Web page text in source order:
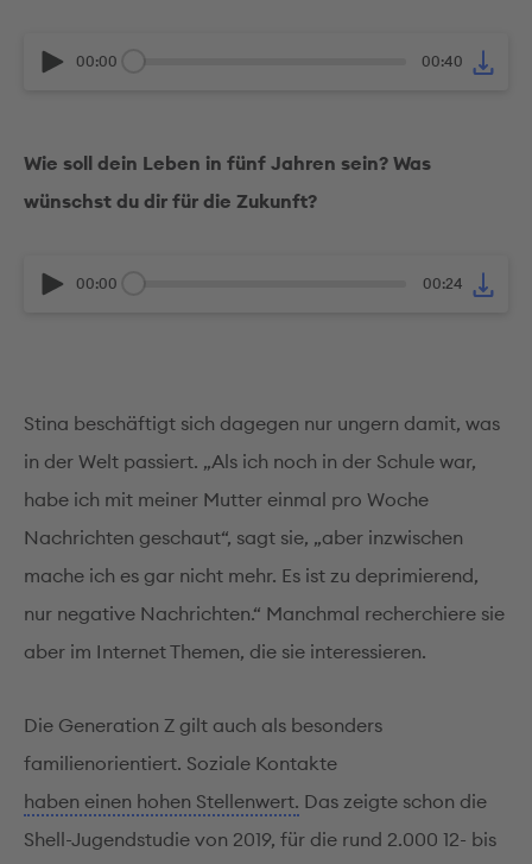
00:00 00:40
Wie soll dein Leben in fünf Jahren sein? Was
wünschst du dir für die Zukunft?
00:00 00:24
Stina beschäftigt sich dagegen nur ungern damit, was
in der Welt passiert. „Als ich noch in der Schule war,
habe ich mit meiner Mutter einmal pro Woche
Nachrichten geschaut“, sagt sie, „aber inzwischen
mache ich es gar nicht mehr. Es ist zu deprimierend,
nur negative Nachrichten.“ Manchmal recherchiere sie
aber im Internet Themen, die sie interessieren.
Die Generation Z gilt auch als besonders
familienorientiert. Soziale Kontakte
haben einen hohen Stellenwert. Das zeigte schon die
Shell-Jugendstudie von 2019, für die rund 2.000 12- bis